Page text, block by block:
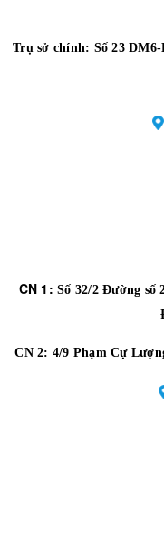
Trụ sở chính: Số 23
CN 1: Số 32/2 Đường
CN 2: 4/9 Phạm Cự